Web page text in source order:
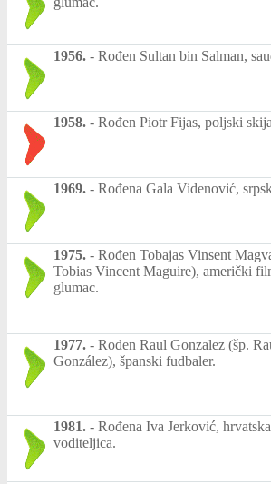
1956. - Rođen Sultan bin Salman,
1958. - Rođen Piotr Fijas, poljski
1969. - Rođena Gala Videnović,
1975. - Rođen Tobajas Vinsent
Tobias Vincent Maguire), američki
glumac.
1977. - Rođen Raul Gonzalez (šp.
González), španski fudbaler.
1981. - Rođena Iva Jerković,
voditeljica.